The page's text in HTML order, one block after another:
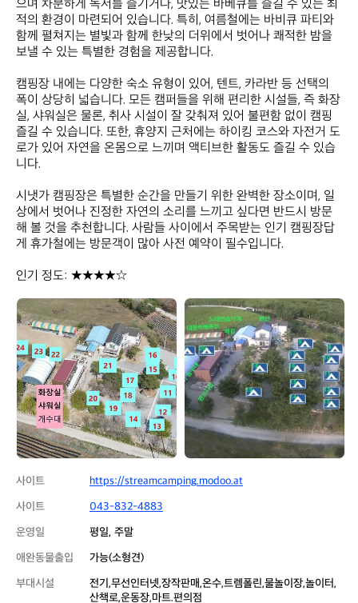
으며 차분하게 독서를 즐기거나, 맛있는 바베큐를 즐길 수 있는 최
적의 환경이 마련되어 있습니다. 특히, 여름철에는 바비큐 파티와
함께 펼쳐지는 별빛과 함께 한낮의 더위에서 벗어나 쾌적한 밤을
보낼 수 있는 특별한 경험을 제공합니다.
캠핑장 내에는 다양한 숙소 유형이 있어, 텐트, 카라반 등 선택의
폭이 상당히 넓습니다. 모든 캠퍼들을 위해 편리한 시설들, 즉 화장
실, 샤워실은 물론, 취사 시설이 잘 갖춰져 있어 불편함 없이 캠핑
즐길 수 있습니다. 또한, 휴양지 근처에는 하이킹 코스와 자전거 도
로가 있어 자연을 온몸으로 느끼며 액티브한 활동도 즐길 수 있습
니다.
시냇가 캠핑장은 특별한 순간을 만들기 위한 완벽한 장소이며, 일
상에서 벗어나 진정한 자연의 소리를 느끼고 싶다면 반드시 방문
해 볼 것을 추천합니다. 사람들 사이에서 주목받는 인기 캠핑장답
게 휴가철에는 방문객이 많아 사전 예약이 필수입니다.
인기 정도: ★★★★☆
시
냇
가
캠
핑
장
시
냇
가
캠
핑
장
사이트
https://streamcamping.modoo.at
사이트
043-832-4883
운영일
평일, 주말
애완동물출입
가능(소형견)
부대시설
전기,무선인터넷,장작판매,온수,트렘폴린,물놀이장,놀이터,
산책로,운동장,마트.편의점